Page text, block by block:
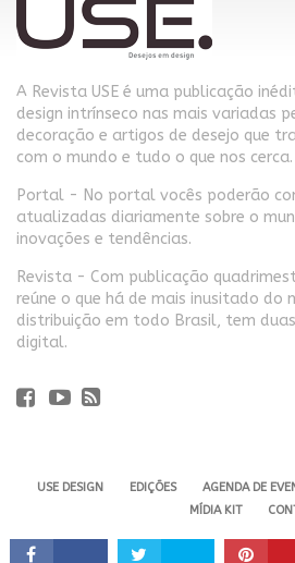
A Revista USE é uma publicação
design intrínseco nas mais variadas
decoração e artigos de desejo que
com o mundo e tudo o que nos cerca.
Portal - No portal vocês poderão
atualizadas diariamente sobre o
inovações e tendências.
Revista - Com publicação
reúne o que há de mais inusitado do
distribuição em todo Brasil, tem
digital.
USE DESIGN EDIÇÕES AGENDA DE
MÍDIA KIT
Revista USE. 2024 - Todos os direitos